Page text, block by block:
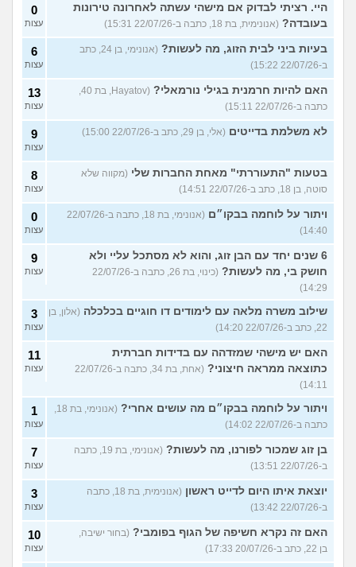
היי. רציתי לבדוק אם מישהי עשתה לאחרונה טירונות
בעובדה? (אנונימית, בת 18, כתבה ב-22/07/26 15:31)
0
עצות
בעיות ביני לבית הזוג, מה לעשות?
(אנונימי, בן 24, כתב
ב-22/07/26 15:22)
6
עצות
האם להיות חרמנית בגילי נורמאלי?
(Hayatov, בת 40,
כתבה ב-22/07/26 15:11)
13
עצות
לא משלמת בדייטים (אלי, בן 29, כתב ב-22/07/26 15:00) 9
עצות
בטעות "התעוררתי" מאחת החברות שלי (מקווה שלא
סוטה, בן 18, כתב ב-22/07/26 14:51)
8
עצות
ויתור על לוחמה בבקו״ם
(אנונימי, בת 18, כתבה ב-22/07/26
14:40)
0
עצות
6 שנים יחד עם הבן זוג, והוא לא מסתכל עליי ולא
חושק בי, מה לעשות?
(כינוי, בת 26, כתבה ב-22/07/26
14:29)
9
עצות
שילוב משרה מלאה עם לימודים דו חוגיים בכלכלה (אלון, בן
22, כתב ב-22/07/26 14:20)
3
עצות
האם יש מישהי שמזדהה עם בדידות חברתית
כתוצאה ממראה חיצוני?
(אחת, בת 34, כתבה ב-22/07/26
14:11)
11
עצות
ויתור על לוחמה בבקו״ם מה עושים אחרי?
(אנונימי, בת 18,
כתבה ב-22/07/26 14:02)
1
עצות
בן זוג שמכור לפורנו, מה לעשות?
(אנונימי, בת 19, כתבה
ב-22/07/26 13:51)
7
עצות
יוצאת איתו היום לדייט ראשון
(אנונימית, בת 18, כתבה
ב-22/07/26 13:42)
3
עצות
האם זה נקרא חשיפה של הגוף בפומבי? (בחור ישיבה,
בן 22, כתב ב-20/07/26 17:33)
10
עצות